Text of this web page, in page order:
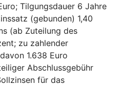
Tilgungsdauer 6 Jahre
(gebunden) 1,40
(ab Zuteilung des
zu zahlender
1.638 Euro
Abschlussgebühr
für das